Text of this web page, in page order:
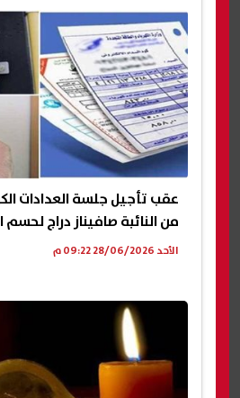
عقب تأجيل جلسة العدادات
من النائبة صافيناز دراج لحسم
الأحد 28/06/2026 09:22 م